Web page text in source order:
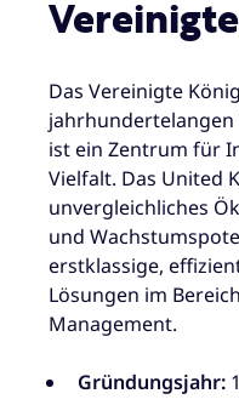
Das Vereinigte
jahrhundertelangen
ist ein Zentrum für
Vielfalt. Das United
unvergleichliches
und
erstklassige,
Lösungen im
Management.
Gründungsjahr: